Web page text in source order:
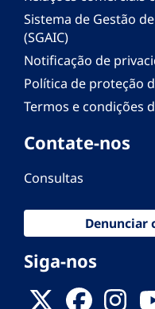
Sistema de Gestão
(SGAIC)
Notificação de
Política de proteção
Termos e condições
Contate-nos
Consultas
Denunciar
Siga-nos